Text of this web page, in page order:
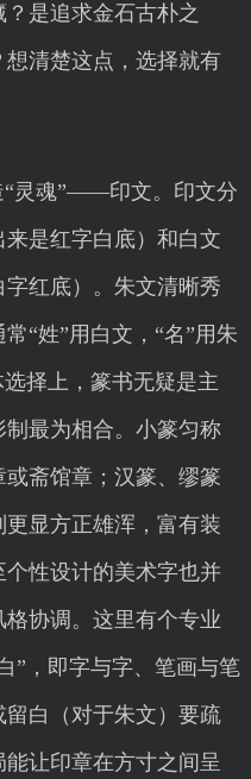
是追求金石古朴之
清楚这点，选择就有
“灵魂”——印文。印文分
是红字白底）和白文
字红底）。朱文清晰秀
“姓”用白文，“名”用朱
择上，篆书无疑是主
最为相合。小篆匀称
斋馆章；汉篆、缪篆
更显方正雄浑，富有装
性设计的美术字也并
协调。这里有个专业
”，即字与字、笔画与笔
白（对于朱文）要疏
让印章在方寸之间呈